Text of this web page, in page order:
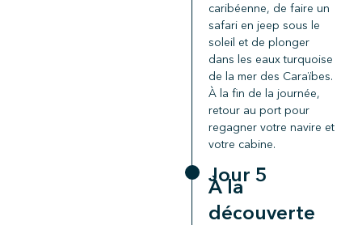
caribéenne, de faire un
safari en jeep sous le
soleil et de plonger
dans les eaux turquoise
de la mer des Caraïbes.
À la fin de la journée,
retour au port pour
regagner votre navire et
votre cabine.
Jour 5
À la
découverte